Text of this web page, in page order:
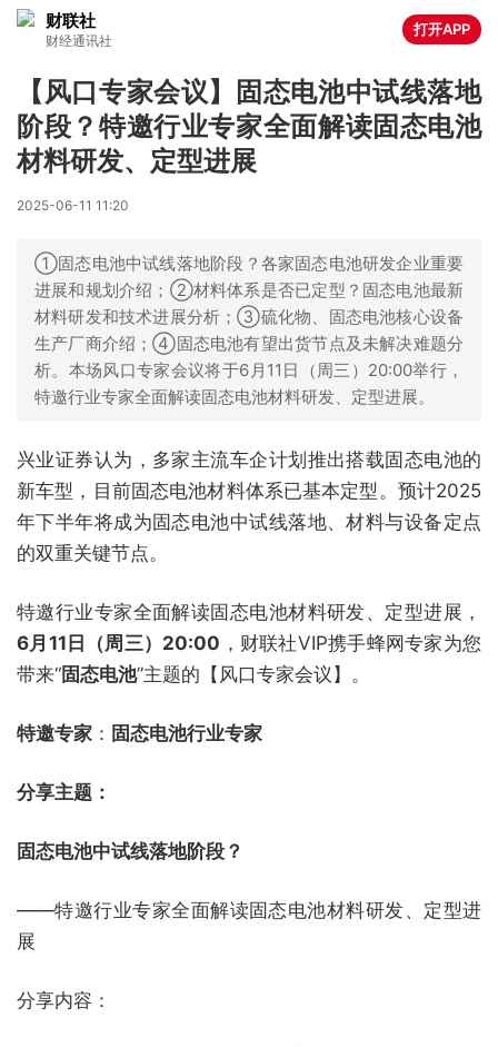
财联社
财经通讯社
打开APP
【风口专家会议】固态电池中试线落地
阶段？特邀行业专家全面解读固态电池
材料研发、定型进展
2025-06-11 11:20
①固态电池中试线落地阶段？各家固态电池研发企业重要
进展和规划介绍；②材料体系是否已定型？固态电池最新
材料研发和技术进展分析；③硫化物、固态电池核心设备
生产厂商介绍；④固态电池有望出货节点及未解决难题分
析。本场风口专家会议将于6月11日（周三）20:00举行，
特邀行业专家全面解读固态电池材料研发、定型进展。
兴业证券认为，多家主流车企计划推出搭载固态电池的
新车型，目前固态电池材料体系已基本定型。预计2025
年下半年将成为固态电池中试线落地、材料与设备定点
的双重关键节点。
特邀行业专家全面解读固态电池材料研发、定型进展，
6月11日（周三）20:00 ，财联社VIP携手蜂网专家为您
带来“固态电池”主题的【风口专家会议】。
特邀专家 ： 固态电池行业专家
分享主题：
固态电池中试线落地阶段？
——特邀行业专家全面解读固态电池材料研发、定型进
展
分享内容：